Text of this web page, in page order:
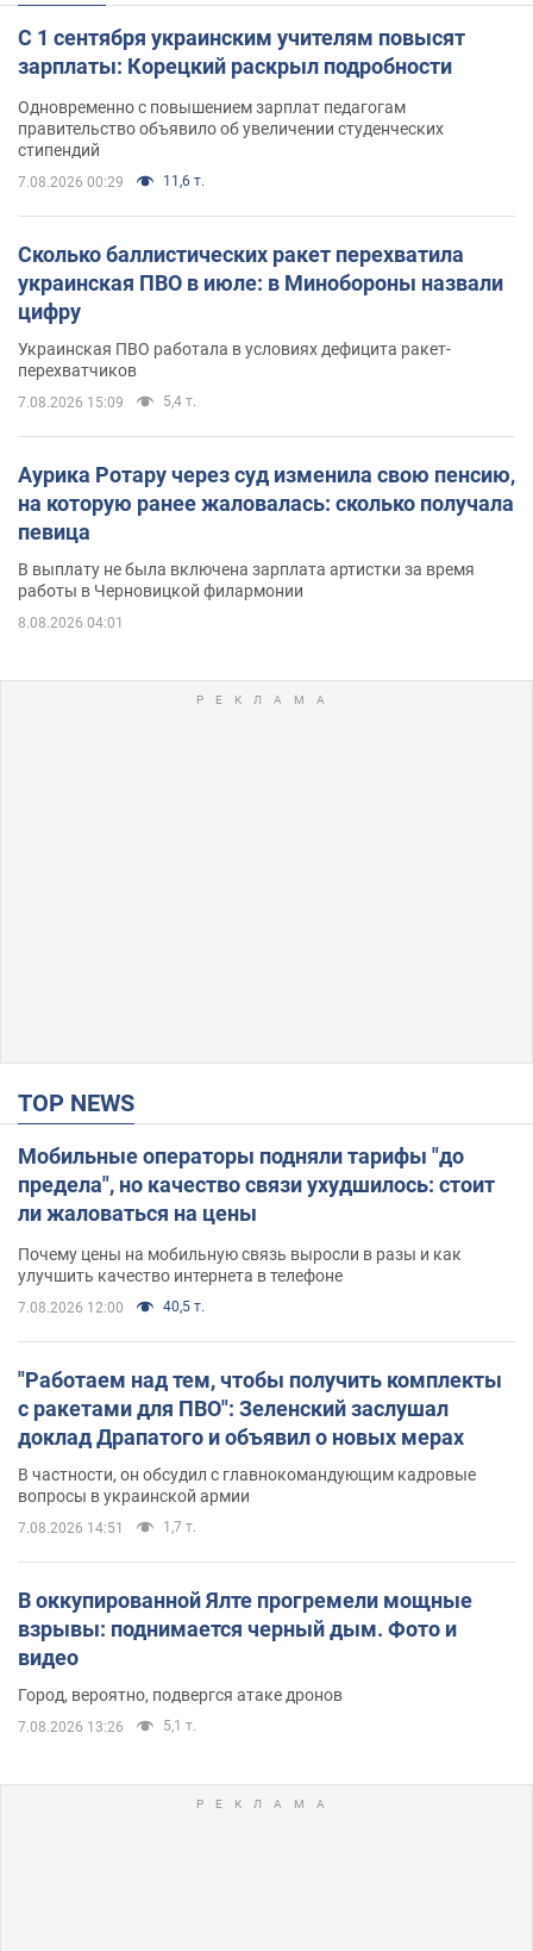
С 1 сентября украинским учителям повысят
зарплаты: Корецкий раскрыл подробности
Одновременно с повышением зарплат педагогам
правительство объявило об увеличении студенческих
стипендий
7.08.2026 00:29 11,6 т.
Сколько баллистических ракет перехватила
украинская ПВО в июле: в Минобороны назвали
цифру
Украинская ПВО работала в условиях дефицита ракет-
перехватчиков
7.08.2026 15:09 5,4 т.
Аурика Ротару через суд изменила свою пенсию,
на которую ранее жаловалась: сколько получала
певица
В выплату не была включена зарплата артистки за время
работы в Черновицкой филармонии
8.08.2026 04:01
TOP NEWS
Мобильные операторы подняли тарифы "до
предела", но качество связи ухудшилось: стоит
ли жаловаться на цены
Почему цены на мобильную связь выросли в разы и как
улучшить качество интернета в телефоне
7.08.2026 12:00 40,5 т.
"Работаем над тем, чтобы получить комплекты
с ракетами для ПВО": Зеленский заслушал
доклад Драпатого и объявил о новых мерах
В частности, он обсудил с главнокомандующим кадровые
вопросы в украинской армии
7.08.2026 14:51 1,7 т.
В оккупированной Ялте прогремели мощные
взрывы: поднимается черный дым. Фото и
видео
Город, вероятно, подвергся атаке дронов
7.08.2026 13:26 5,1 т.